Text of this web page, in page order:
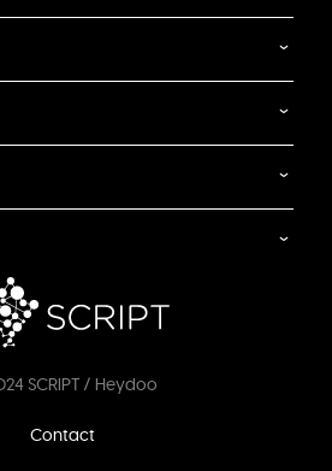
SCRIPT / Heydoo
Contact